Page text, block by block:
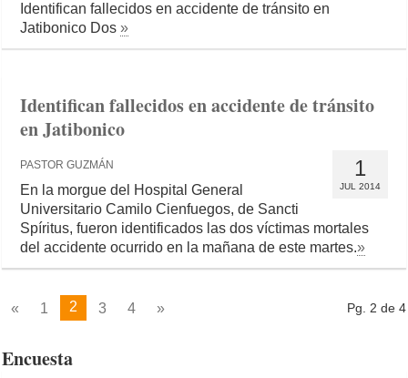
Identifican fallecidos en accidente de tránsito en
Jatibonico Dos»
Identifican fallecidos en accidente de tránsito
en Jatibonico
1
JUL 2014
PASTOR GUZMÁN
En la morgue del Hospital General
Universitario Camilo Cienfuegos, de Sancti
Spíritus, fueron identificados las dos víctimas mortales
del accidente ocurrido en la mañana de este martes.»
Pg. 2 de 4
« 1 2 3 4 »
Encuesta